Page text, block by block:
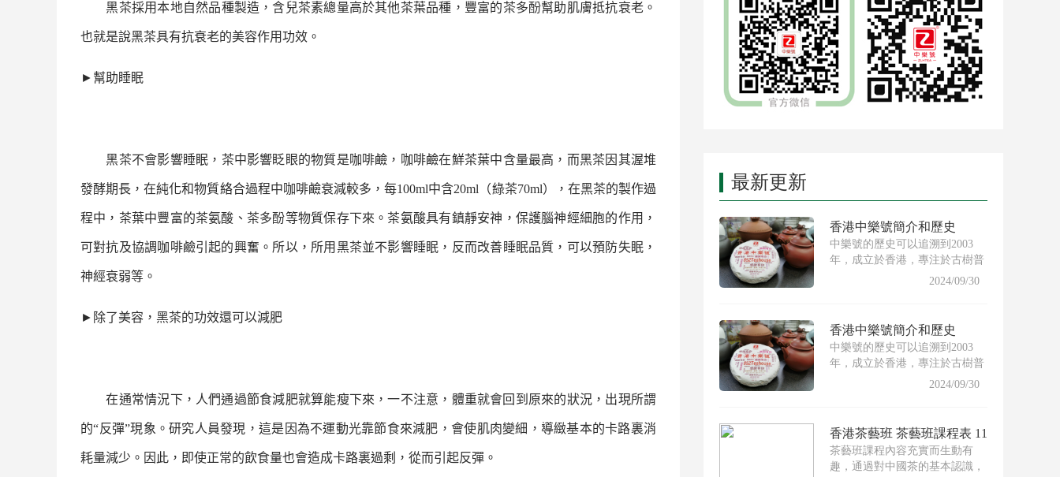
黑茶採用本地自然品種製造，含兒茶素總量高於其他茶葉品種，豐富的茶多酚幫助肌膚抵抗衰老。
也就是說黑茶具有抗衰老的美容作用功效。
► 幫助睡眠
黑茶不會影響睡眠，茶中影響眨眼的物質是咖啡鹼，咖啡鹼在鮮茶葉中含量最高，而黑茶 因其渥堆
發酵期長，在純化和物質絡合過程中咖啡鹼衰減較多，每100ml中含20ml （綠茶70ml），在黑茶的製作過
程中，茶葉中豐富的茶氨酸、 茶多酚等物質保存下來。茶氨酸具有鎮靜安神，保護腦神經細胞的作用，
可對抗及協調咖啡鹼引起的興奮。所以，所用 黑茶並不影響睡眠，反而改善睡眠品質，可以預防失眠，
神經衰弱等。
► 除了美容， 黑茶的功效還可以減肥
在通常情況下，人們通過節食減肥就算能瘦下來，一不注意，體重就會回到原來的狀況，出現所謂
的“反彈”現象。研究人員發現，這是因為不運動光靠節食來減肥，會使肌肉變細，導緻基本的卡路裏消
耗量減少。因此，即使正常的飲食量也會造成卡路裏過剩，從而引起反彈。
最新更新
香港中樂號簡介和歷史
中樂號的歷史可以追溯到2003
年，成立於香港，專注於古樹普
洱茶的製作與推廣。創始人希
2024/09/30
香港中樂號簡介和歷史
中樂號的歷史可以追溯到2003
年，成立於香港，專注於古樹普
洱茶的製作與推廣。創始人希
2024/09/30
香港茶藝班 茶藝班課程表 11
月份
茶藝班課程內容充實而生動有
趣，通過對中國茶的基本認識，